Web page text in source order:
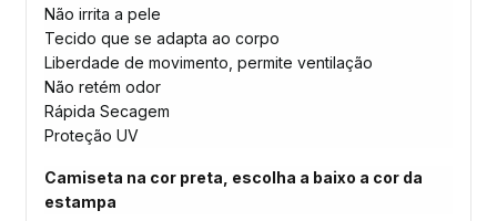
Não irrita a pele
Tecido que se adapta ao corpo
Liberdade de movimento, permite ventilação
Não retém odor
Rápida Secagem
Proteção UV
Camiseta na cor preta, escolha a baixo a cor da
estampa